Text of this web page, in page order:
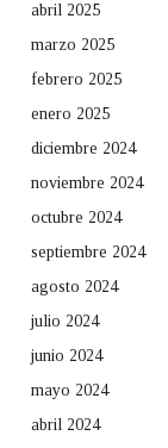
abril 2025
marzo 2025
febrero 2025
enero 2025
diciembre 2024
noviembre 2024
octubre 2024
septiembre 2024
agosto 2024
julio 2024
junio 2024
mayo 2024
abril 2024